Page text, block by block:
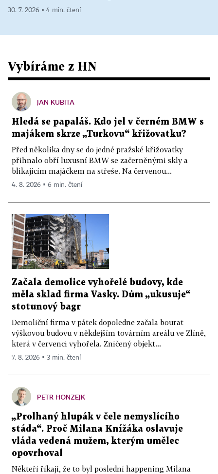
30. 7. 2026 ▪ 4 min. čtení
Vybíráme z HN
JAN KUBITA
Hledá se papaláš. Kdo jel v černém BMW s
majákem skrze „Turkovu“ křižovatku?
Před několika dny se do jedné pražské křižovatky
přihnalo obří luxusní BMW se začerněnými skly a
blikajícím majáčkem na střeše. Na červenou...
4. 8. 2026 ▪ 6 min. čtení
Začala demolice vyhořelé budovy, kde
měla sklad firma Vasky. Dům „ukusuje“
stotunový bagr
Demoliční firma v pátek dopoledne začala bourat
výškovou budovu v někdejším továrním areálu ve Zlíně,
která v červenci vyhořela. Zničený objekt...
7. 8. 2026 ▪ 3 min. čtení
PETR HONZEJK
„Prolhaný hlupák v čele nemyslícího
stáda“. Proč Milana Knížáka oslavuje
vláda vedená mužem, kterým umělec
opovrhoval
Někteří říkají, že to byl poslední happening Milana